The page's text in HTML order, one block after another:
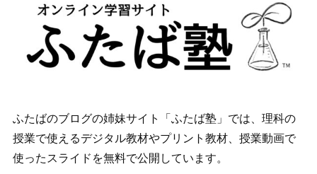
ふたばのブログの姉妹サイト「ふたば塾」では、理科の
授業で使えるデジタル教材やプリント教材、授業動画で
使ったスライドを無料で公開しています。